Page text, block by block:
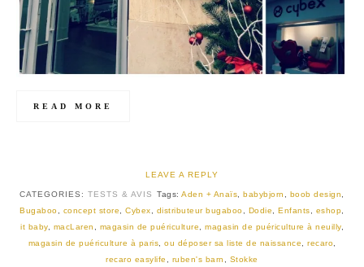
READ MORE
LEAVE A REPLY
CATEGORIES:TESTS & AVIS Tags:Aden + Anaïs ,babybjorn boob design
Bugaboo
concept store ,Cybex distributeur bugaboo Dodie ,Enfants eshop
it baby, macLaren magasin de puériculture magasin de puériculture à neuilly,
magasin de puériculture à paris
ou déposer sa liste de naissance recaro
recaro easylife
ruben's barn Stokke